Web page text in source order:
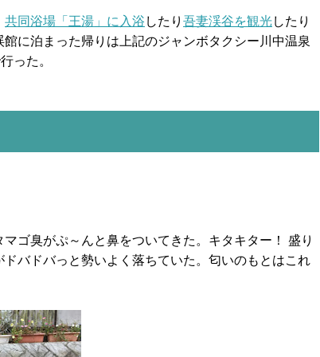
共同浴場「王湯」に入浴 したり 吾妻渓谷を観光したり
に泊まった帰りは上記のジャンボタクシー川中温泉
った。
ゴ臭がぷ～んと鼻をついてきた。キタキター！ 盛り
バドバっと勢いよく落ちていた。匂いのもとはこれ